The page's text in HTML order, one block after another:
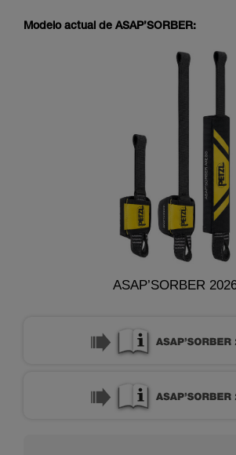
Modelo actual de ASAP’SORBER:
ASAP’SORBER